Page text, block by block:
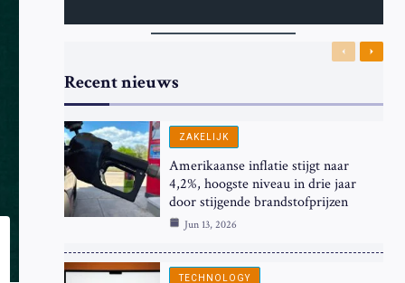
Recent nieuws
Previous
Next
ZAKELIJK
Amerikaanse inflatie stijgt naar
4,2%, hoogste niveau in drie jaar
door stijgende brandstofprijzen
Jun 13, 2026
TECHNOLOGY